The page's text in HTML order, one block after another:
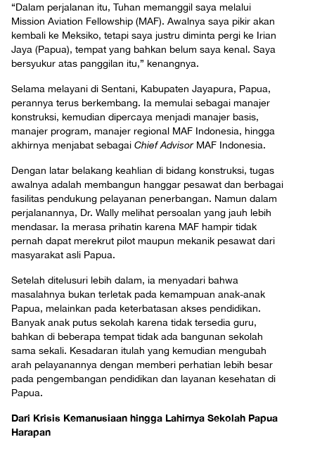
“Dalam perjalanan itu, Tuhan memanggil saya melalui
Mission Aviation Fellowship (MAF). Awalnya saya pikir akan
kembali ke Meksiko, tetapi saya justru diminta pergi ke Irian
Jaya (Papua), tempat yang bahkan belum saya kenal. Saya
bersyukur atas panggilan itu,” kenangnya.
Selama melayani di Sentani, Kabupaten Jayapura, Papua,
perannya terus berkembang. Ia memulai sebagai manajer
konstruksi, kemudian dipercaya menjadi manajer basis,
manajer program, manajer regional MAF Indonesia, hingga
akhirnya menjabat sebagai Chief AdvisorMAF Indonesia.
Dengan latar belakang keahlian di bidang konstruksi, tugas
awalnya adalah membangun hanggar pesawat dan berbagai
fasilitas pendukung pelayanan penerbangan. Namun dalam
perjalanannya, Dr. Wally melihat persoalan yang jauh lebih
mendasar. Ia merasa prihatin karena MAF hampir tidak
pernah dapat merekrut pilot maupun mekanik pesawat dari
masyarakat asli Papua.
Setelah ditelusuri lebih dalam, ia menyadari bahwa
masalahnya bukan terletak pada kemampuan anak-anak
Papua, melainkan pada keterbatasan akses pendidikan.
Banyak anak putus sekolah karena tidak tersedia guru,
bahkan di beberapa tempat tidak ada bangunan sekolah
sama sekali. Kesadaran itulah yang kemudian mengubah
arah pelayanannya dengan memberi perhatian lebih besar
pada pengembangan pendidikan dan layanan kesehatan di
Papua.
Dari Krisis Kemanusiaan hingga Lahirnya Sekolah Papua
Harapan